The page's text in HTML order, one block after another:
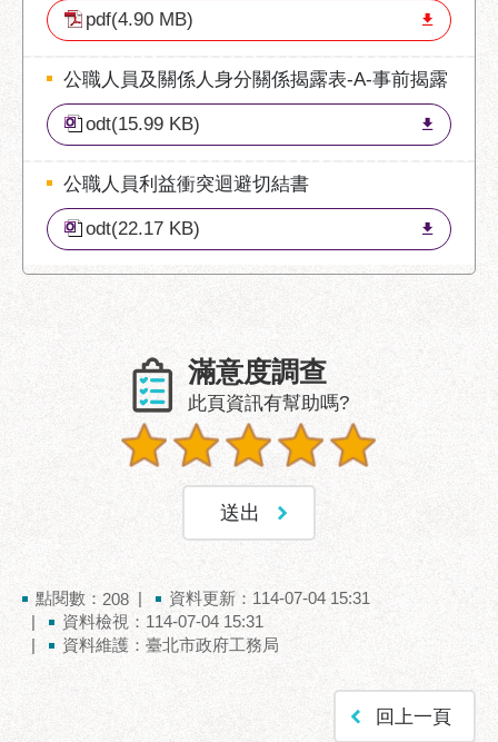
私
策
聯
方
暨
所
各
處
絡
電
話
pdf(4.90 MB)
公職人員及關係人身分關係揭露表-A-事前揭露
odt(15.99 KB)
公職人員利益衝突迴避切結書
odt(22.17 KB)
滿意度調查
此頁資訊有幫助嗎?
點閱數： 208
資料更新：114-07-04 15:31
資料檢視：114-07-04 15:31
資料維護：臺北市政府工務局
回上一頁